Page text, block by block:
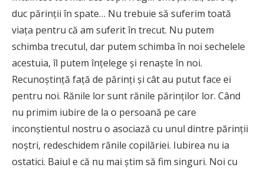
duc părinții în spate… Nu trebuie să suferim toată
viața pentru că am suferit în trecut. Nu putem
schimba trecutul, dar putem schimba în noi sechelele
acestuia, îl putem înțelege și renaște în noi.
Recunoștință față de părinți și cât au putut face ei
pentru noi. Rănile lor sunt rănile părinților lor. Când
nu primim iubire de la o persoană pe care
inconștientul nostru o asociază cu unul dintre părinții
noștri, redeschidem rănile copilăriei. Iubirea nu ia
ostatici. Baiul e că nu mai știm să fim singuri. Noi cu